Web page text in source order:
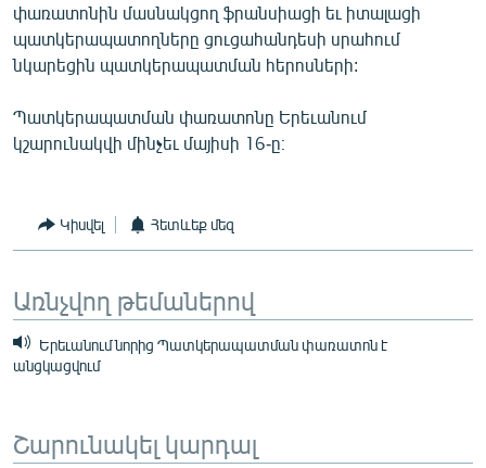
փառատոնին մասնակցող ֆրանսիացի եւ իտալացի
պատկերապատողները ցուցահանդեսի սրահում
նկարեցին պատկերապատման հերոսների:
Պատկերապատման փառատոնը Երեւանում
կշարունակվի մինչեւ մայիսի 16-ը։
Կիսվել Հետևեք մեզ
Առնչվող թեմաներով
Երեւանում նորից Պատկերապատման փառատոն է
անցկացվում
Շարունակել կարդալ